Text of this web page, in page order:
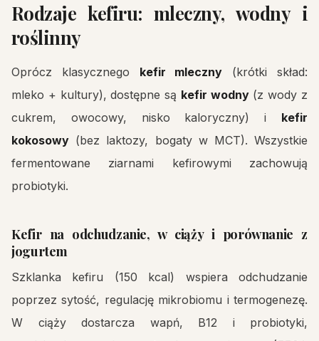
Rodzaje kefiru: mleczny, wodny i
roślinny
Oprócz klasycznego kefir mleczny (krótki skład:
mleko + kultury), dostępne są kefir wodny(z wody z
cukrem, owocowy, nisko kaloryczny) i kefir
kokosowy (bez laktozy, bogaty w MCT). Wszystkie
fermentowane ziarnami kefirowymi zachowują
probiotyki.
Kefir na odchudzanie, w ciąży i porównanie z
jogurtem
Szklanka kefiru (150 kcal) wspiera odchudzanie
poprzez sytość, regulację mikrobiomu i termogenezę.
W ciąży dostarcza wapń, B12 i probiotyki,